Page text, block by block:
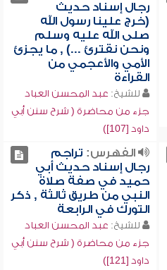
رجال إسناد حديث
(خرج علينا رسول الله
صلى الله عليه وسلم
ونحن نقترئ ...) , ما يجزئ
الأمي والأعجمي من
القراءة
للشيخ: عبد المحسن العباد
جزء من محاضرة ( شرح سنن أبي
داود [107])
الفهرس: تراجم
رجال إسناد حديث أبي
حميد في صفة صلاة
النبي من طريق ثالثة , ذكر
التورك في الرابعة
للشيخ: عبد المحسن العباد
جزء من محاضرة ( شرح سنن أبي
داود [121])